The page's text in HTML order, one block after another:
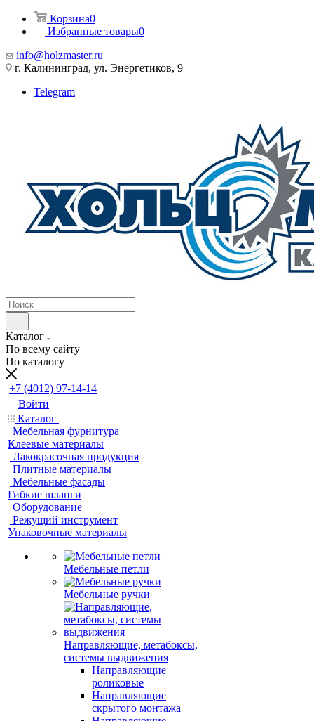
Корзина0
Избранные товары0
info@holzmaster.ru
г. Калининград, ул. Энергетиков, 9
Telegram
Каталог
По всему сайту
По каталогу
+7 (4012) 97-14-14
Войти
Каталог
Мебельная фурнитура
Клеевые материалы
Лакокрасочная продукция
Плитные материалы
Мебельные фасады
Гибкие шланги
Оборудование
Режущий инструмент
Упаковочные материалы
Мебельные петли
Мебельные ручки
Направляющие, метабоксы,
системы выдвижения
Направляющие
роликовые
Направляющие
скрытого монтажа